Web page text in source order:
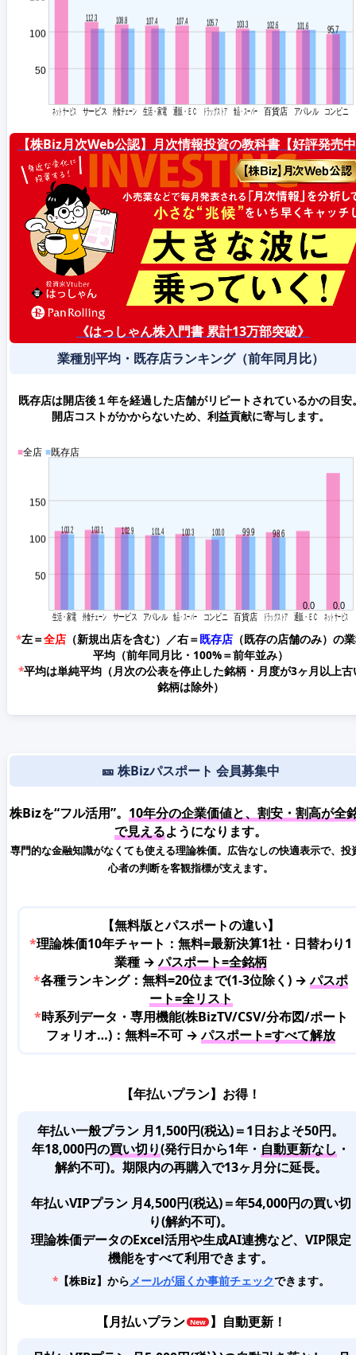
【株Biz月次Web公認】月次情報投資の教科書【好評発売
《はっしゃん株入門書 累計13万部突破》
業種別平均・既存店ランキング（前年同月比）
既存店は開店後１年を経過した店舗がリピートされているかの目安
開店コストがかからないため、利益貢献に寄与します。
*左＝全店（新規出店を含む）／右＝既存店（既存の店舗のみ）の
平均 （前年同月比・100%＝前年並み）
*平均は単純平均（月次の公表を停止した銘柄・月度が3ヶ月以上古
銘柄は除外）
🎫 株Bizパスポート 会員募集中
株Bizを“フル活用”。 10年分の企業価値と、割安・割高が全
で見えるようになります。
専門的な金融知識がなくても使える理論株価。広告なしの快適表示で、投
心者の判断を客観指標が支えます。
【無料版とパスポートの違い】
*理論株価10年チャート：無料=最新決算1社・日替わり1
業種 →パスポート=全銘柄
*各種ランキング：無料=20位まで(1-3位除く) →パスポ
ート=全リスト
*時系列データ・専用機能(株BizTV/CSV/分布図/ポート
フォリオ…)：無料=不可 →パスポート=すべて解放
【年払いプラン】お得！
年払い一般プラン 月1,500円(税込)＝1日およそ50円。
年18,000円の買い切り(発行日から1年・ 自動更新なし ・
解約不可)。期限内の再購入で13ヶ月分に延長。
年払いVIPプラン 月4,500円(税込)＝年54,000円の買い切
り(解約不可)。
理論株価データのExcel活用や生成AI連携など、VIP限定
機能をすべて利用できます。
*【株Biz】から メールが届くか事前チェックできます。
【月払いプラン 】自動更新！